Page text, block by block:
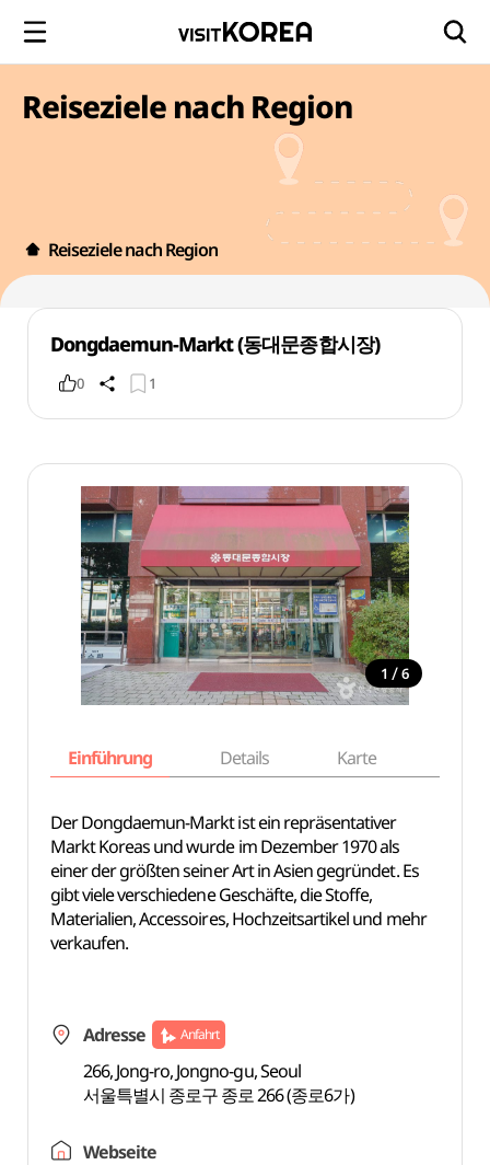
Reiseziele nach Region
Reiseziele nach Region
Dongdaemun-Markt (동대문종합시장)
0 1
1 / 6
Einführung Details Karte
Der Dongdaemun-Markt ist ein repräsentativer
Markt Koreas und wurde im Dezember 1970 als
einer der größten seiner Art in Asien gegründet. Es
gibt viele verschiedene Geschäfte, die Stoffe,
Materialien, Accessoires, Hochzeitsartikel und mehr
verkaufen.
Adresse Anfahrt
266, Jong-ro, Jongno-gu, Seoul
서울특별시 종로구 종로 266 (종로6가)
Webseite